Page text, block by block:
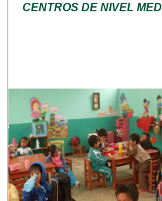
CENTROS DE NIVEL